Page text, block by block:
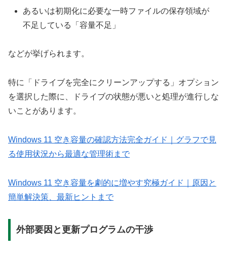
あるいは初期化に必要な一時ファイルの保存領域が
不足している「容量不足」
などが挙げられます。
特に「ドライブを完全にクリーンアップする」オプション
を選択した際に、ドライブの状態が悪いと処理が進行しな
いことがあります。
Windows 11 空き容量の確認方法完全ガイド｜グラフで見
る使用状況から最適な管理術まで
Windows 11 空き容量を劇的に増やす究極ガイド｜原因と
簡単解決策、最新ヒントまで
外部要因と更新プログラムの干渉